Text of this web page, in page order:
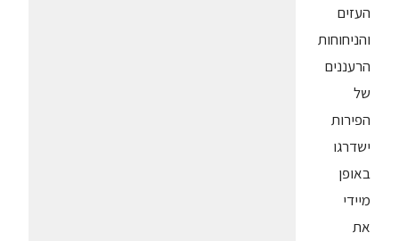
העזים
והניחוחות
הרעננים
של
הפירות
ישדרגו
באופן
מיידי
את